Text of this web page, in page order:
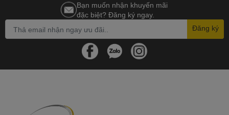
Bạn muốn nhận khuyến mãi
đặc biệt? Đăng ký ngay.
Đăng ký